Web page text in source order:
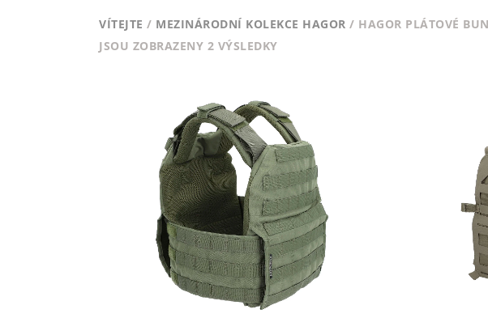
VÍTEJTE / MEZINÁRODNÍ KOLEKCE HAGOR / HAGOR PLÁTOVÉ
JSOU ZOBRAZENY 2 VÝSLEDKYSEŘAZENO
CENY